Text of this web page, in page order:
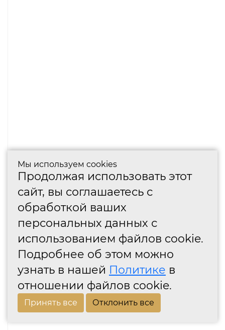
Мы используем cookies
Продолжая использовать этот
сайт, вы соглашаетесь с
обработкой ваших
персональных данных с
использованием файлов cookie.
Подробнее об этом можно
узнать в нашей Политике в
отношении файлов cookie.
Принять все Отклонить все